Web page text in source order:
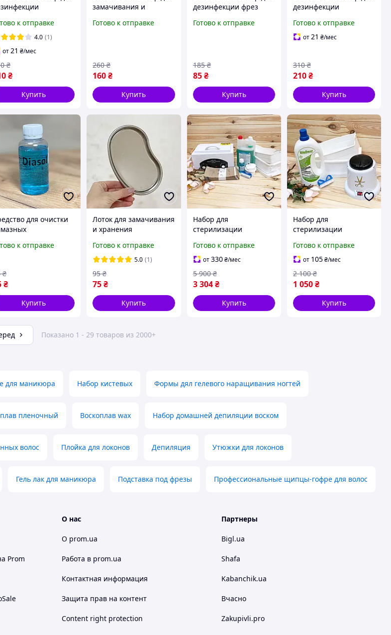
к отправке
4.0 (1)
от21 ₴/мес
₴
₴
Купить
замачивания и
инструментов
Готово к отправке
160₴
260 ₴
Купить
дезинфекции фрез
Готово к отправке
85 ₴
185 ₴
Купить
дезинфекции
(большой)
Готово к отправке
от21 ₴/мес
210₴
310 ₴
Купить
для очистки
125 мл
к отправке
₴
₴
Купить
Лоток для замачивания
и хранения
Готово к отправке
5.0 (1)
75₴
95 ₴
Купить
Набор для
стерилизации
Готово к отправке
от330 ₴/мес
3 304 ₴
5 900 ₴
Купить
Набор для
стерилизации
Готово к отправке
от 105₴/мес
1 050₴
2 100 ₴
Купить
Показано 1 - 29 товаров из 2000+
для маникюра Набор кистевых Формы дял гелевого наращивания ногтей
пленочный Воскоплав wax Набор домашней депиляции воском
волос Плойка для локонов Депиляция Утюжки для локонов
Гель лак для маникюра Подставка под фрезы Профессиональные щипцы-гофре для волос
Prom
О нас
О prom.ua
Работа в prom.ua
Контактная информация
Защита прав на контент
Content right protection
Партнеры
Bigl.ua
Shafa
Kabanchik.ua
Вчасно
Zakupivli.pro